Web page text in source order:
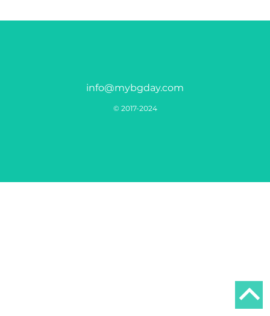
info@mybgday.com
© 2017-2024